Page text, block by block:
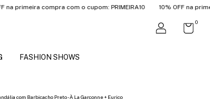
compra com o cupom: PRIMEIRA10 10% OFF na primeira
0
FASHION SHOWS
com Barbicacho Preto - À La Garçonne + Eurico